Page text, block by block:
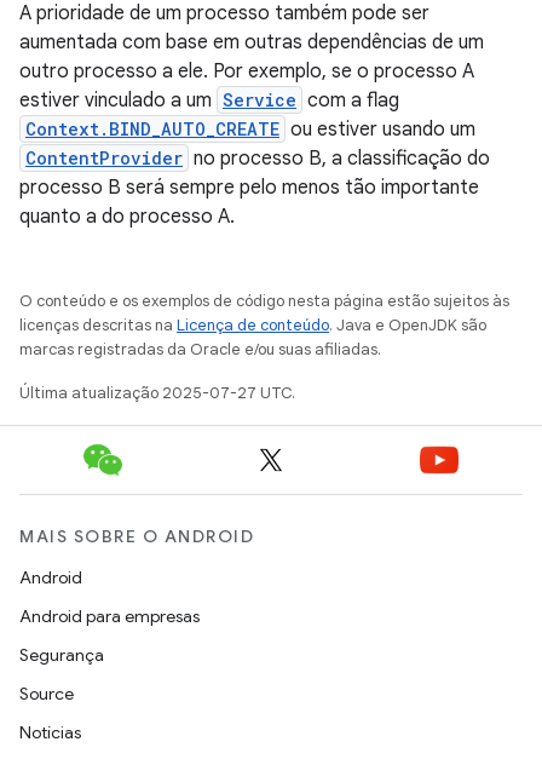
A prioridade de um processo também pode ser
aumentada com base em outras dependências de um
outro processo a ele. Por exemplo, se o processo A
estiver vinculado a um Service com a flag
Context.BIND_AUTO_CREATE ou estiver usando um
ContentProvider no processo B, a classificação do
processo B será sempre pelo menos tão importante
quanto a do processo A.
O conteúdo e os exemplos de código nesta página estão sujeitos às
licenças descritas na Licença de conteúdo. Java e OpenJDK são
marcas registradas da Oracle e/ou suas afiliadas.
Última atualização 2025-07-27 UTC.
MAIS SOBRE O ANDROID
Android
Android para empresas
Segurança
Source
Notícias